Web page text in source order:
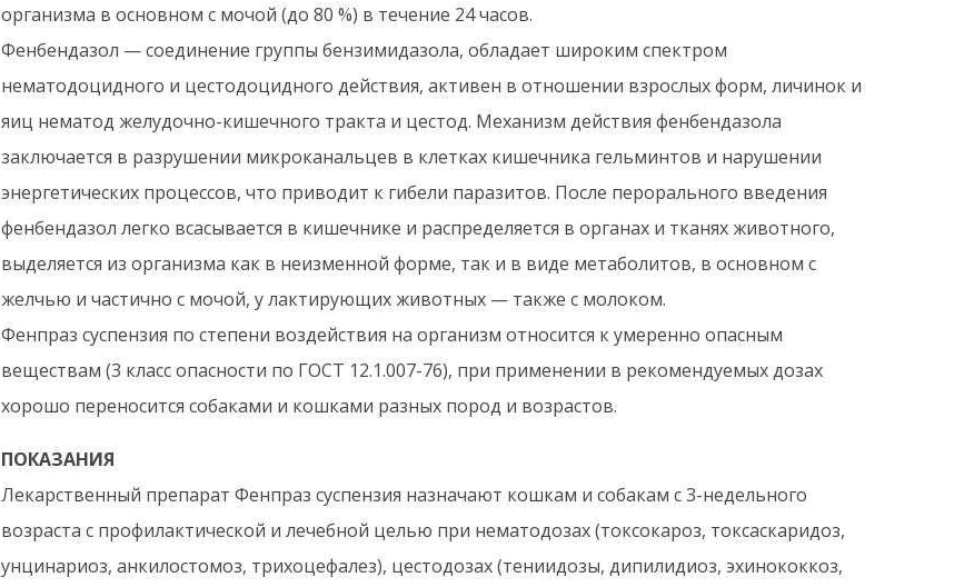
организма в основном с мочой (до 80 %) в течение 24 часов.
Фенбендазол — соединение группы бензимидазола, обладает широким спектром
нематодоцидного и цестодоцидного действия, активен в отношении взрослых форм, личинок и
яиц нематод желудочно-кишечного тракта и цестод. Механизм действия фенбендазола
заключается в разрушении микроканальцев в клетках кишечника гельминтов и нарушении
энергетических процессов, что приводит к гибели паразитов. После перорального введения
фенбендазол легко всасывается в кишечнике и распределяется в органах и тканях животного,
выделяется из организма как в неизменной форме, так и в виде метаболитов, в основном с
желчью и частично с мочой, у лактирующих животных — также с молоком.
Фенпраз суспензия по степени воздействия на организм относится к умеренно опасным
веществам (3 класс опасности по ГОСТ 12.1.007-76), при применении в рекомендуемых дозах
хорошо переносится собаками и кошками разных пород и возрастов.
ПОКАЗАНИЯ
Лекарственный препарат Фенпраз суспензия назначают кошкам и собакам с 3-недельного
возраста с профилактической и лечебной целью при нематодозах (токсокароз, токсаскаридоз,
унцинариоз, анкилостомоз, трихоцефалез), цестодозах (тениидозы, дипилидиоз, эхинококкоз,